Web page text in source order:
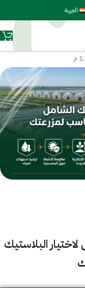
العربية
م
البلاستيك